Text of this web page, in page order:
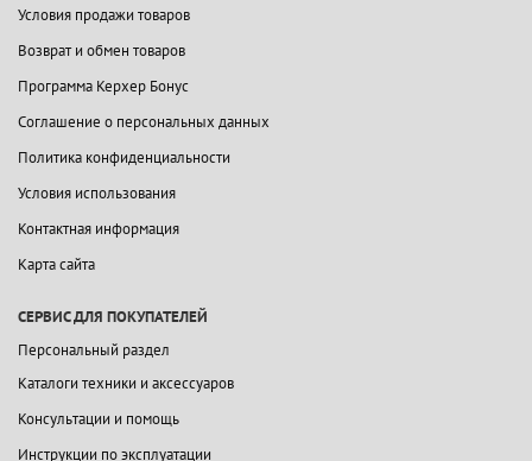
Условия продажи товаров
Возврат и обмен товаров
Программа Керхер Бонус
Соглашение о персональных данных
Политика конфиденциальности
Условия использования
Контактная информация
Карта сайта
СЕРВИС ДЛЯ ПОКУПАТЕЛЕЙ
Персональный раздел
Каталоги техники и аксессуаров
Консультации и помощь
Инструкции по эксплуатации